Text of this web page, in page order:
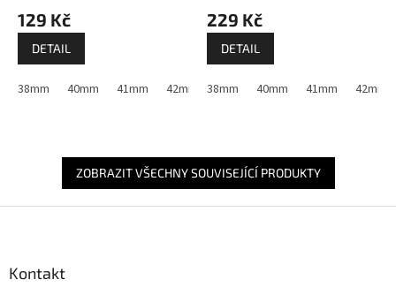
129 Kč
DETAIL
38mm 40mm 41mm 42mm (Apple Watch 1,2,3) 42mm (Apple
229 Kč
DETAIL
38mm 40mm 41mm 42mm
ZOBRAZIT VŠECHNY SOUVISEJÍCÍ PRODUKTY
Kontakt